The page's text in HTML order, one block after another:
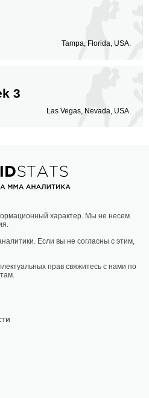
Tampa, Florida, USA.
3
Las Vegas, Nevada, USA.
характер. Мы не несем
Если вы не согласны с этим,
прав свяжитесь с нами по